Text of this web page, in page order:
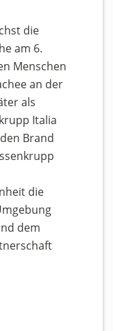
die
am 6.
Menschen
an der
als
Italia
Brand
die
dem